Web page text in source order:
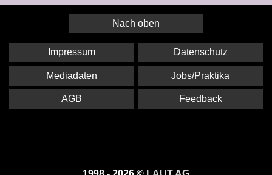
Nach oben
Impressum Datenschutz
Mediadaten Jobs/Praktika
AGB Feedback